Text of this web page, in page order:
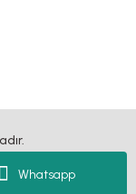
Whatsapp